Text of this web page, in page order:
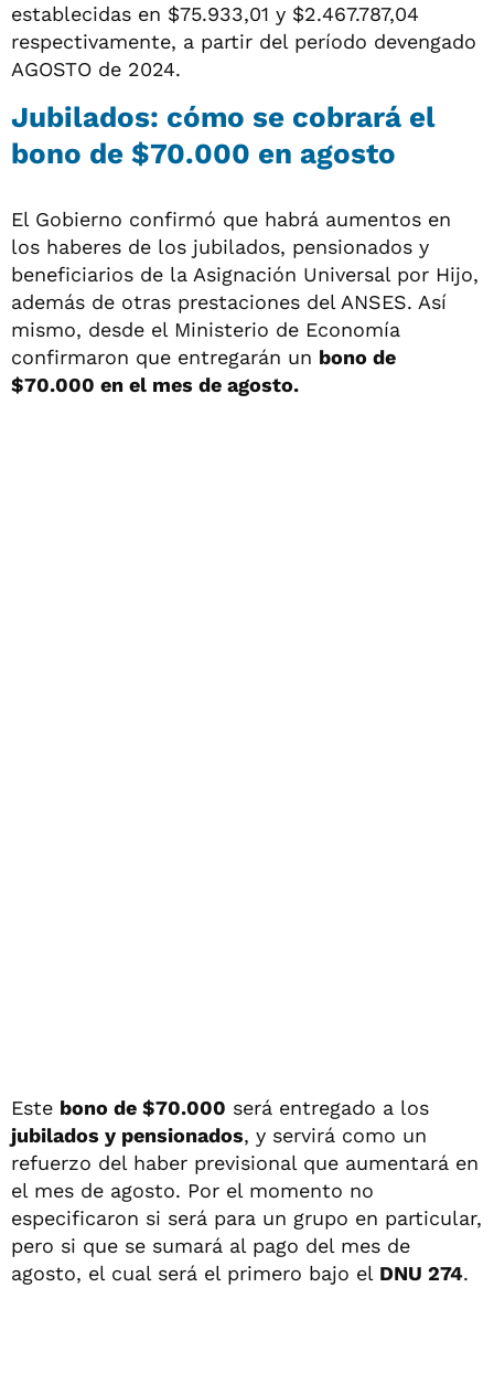
establecidas en $75.933,01 y $2.467.787,04
respectivamente, a partir del período devengado
AGOSTO de 2024.
Jubilados: cómo se cobrará el
bono de $70.000 en agosto
El Gobierno confirmó que habrá aumentos en
los haberes de los jubilados, pensionados y
beneficiarios de la Asignación Universal por Hijo,
además de otras prestaciones del ANSES. Así
mismo, desde el Ministerio de Economía
confirmaron que entregarán un bono de
$70.000 en el mes de agosto.
Este bono de $70.000 será entregado a los
jubilados y pensionados, y servirá como un
refuerzo del haber previsional que aumentará en
el mes de agosto. Por el momento no
especificaron si será para un grupo en particular,
pero si que se sumará al pago del mes de
agosto, el cual será el primero bajo el DNU 274.